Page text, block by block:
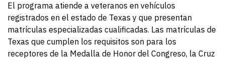
El programa atiende a veteranos en vehículos
registrados en el estado de Texas y que presentan
matrículas especializadas cualificadas. Las matrículas de
Texas que cumplen los requisitos son para los
receptores de la Medalla de Honor del Congreso, la Cruz